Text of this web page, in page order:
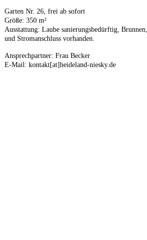
Garten Nr. 26, frei ab sofort
Größe: 350 m²
Ausstattung: Laube sanierungsbedürftig,
und Stromanschluss vorhanden.
Ansprechpartner: Frau Becker
E-Mail: kontakt[at]heideland-niesky.de